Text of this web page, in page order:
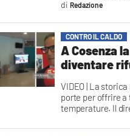
Redazione
CONTRO IL CALDO
A Cosenza
diventare
VIDEO | La
porte per offrire
temperature. Il
territorio»